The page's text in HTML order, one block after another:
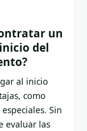
un
del
al inicio
como
Sin
evaluar las